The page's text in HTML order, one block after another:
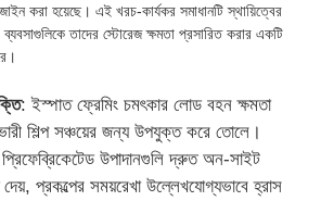
করা হয়েছে। এই খরচ-কার্যকর সমাধানটি স্থায়িত্বের
তাদের স্টোরেজ ক্ষমতা প্রসারিত করার একটি
: ইস্পাত ফ্রেমিং চমৎকার লোড বহন ক্ষমতা
শিল্প সঞ্চয়ের জন্য উপযুক্ত করে তোলে।
উপাদানগুলি দ্রুত অন-সাইট
প্রকল্পের সময়রেখা উল্লেখযোগ্যভাবে হ্রাস